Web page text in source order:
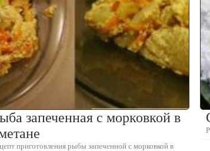
запеченная с морковкой в
приготовления рыбы запеченной с морковкой в